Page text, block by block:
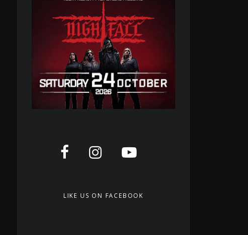
LIKE US ON FACEBOOK